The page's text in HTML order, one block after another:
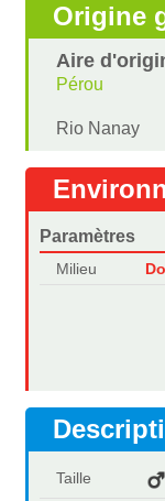
Origine
Aire
Pérou
Rio Nanay
Paramètres
Milieu
Taille